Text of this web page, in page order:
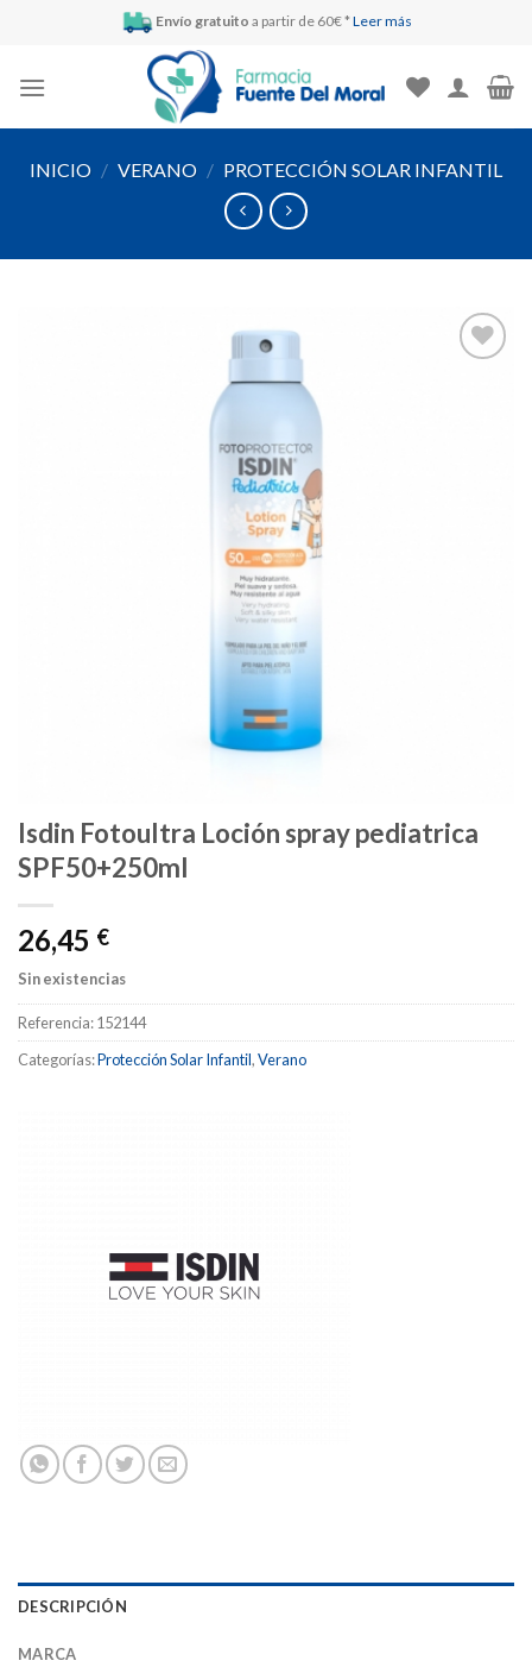
Envío gratuito a partir de 60€ * Leer más
INICIO / VERANO / PROTECCIÓN SOLAR INFANTIL
Isdin Fotoultra Loción spray pediatrica
SPF50+250ml
26,45 €
Sin existencias
Referencia:152144
Categorías:Protección Solar Infantil,Verano
DESCRIPCIÓN
MARCA